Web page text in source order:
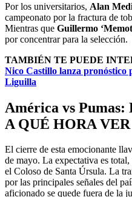
Por los universitarios, Alan
campeonato por la fractura de
Mientras que Guillermo
por concentrar para la selección.
TAMBIÉN TE PUEDE
Nico Castillo lanza pronóstico
Liguilla
América vs
A QUÉ HORA VER
El cierre de esta emocionante
de mayo. La expectativa es
el Coloso de Santa Úrsula. La
por las principales señales del
aficionado se quede fuera de la